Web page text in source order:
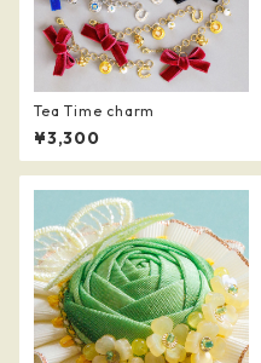
Tea Time charm
¥3,300